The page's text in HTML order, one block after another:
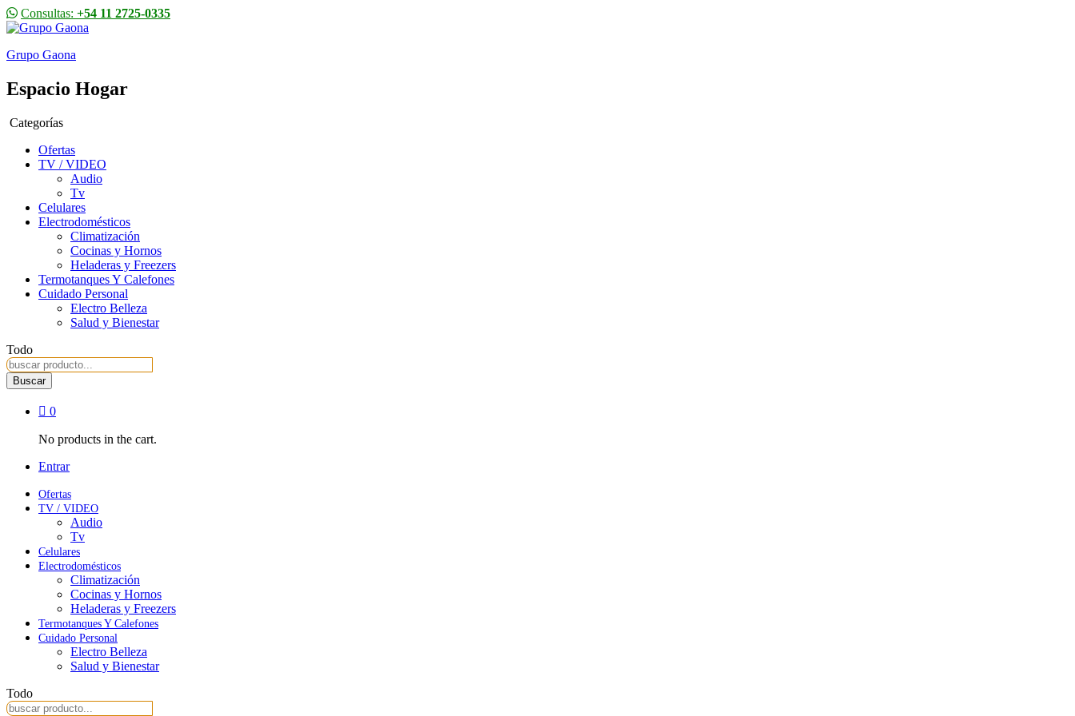
Consultas: +54 11 2725-0335
Grupo Gaona
Espacio Hogar
Categorías
Ofertas
TV / VIDEO
Audio
Tv
Celulares
Electrodomésticos
Climatización
Cocinas y Hornos
Heladeras y Freezers
Termotanques Y Calefones
Cuidado Personal
Electro Belleza
Salud y Bienestar
Todo
Buscar
0
No products in the cart.
Entrar
Ofertas
TV / VIDEO
Audio
Tv
Celulares
Electrodomésticos
Climatización
Cocinas y Hornos
Heladeras y Freezers
Termotanques Y Calefones
Cuidado Personal
Electro Belleza
Salud y Bienestar
Todo